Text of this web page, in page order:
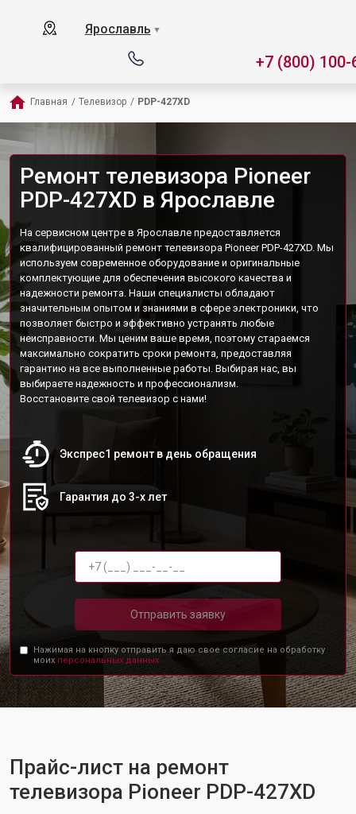
Ярославль ▼
+7 (800) 100-
Главная / Телевизор / PDP-427XD
Ремонт телевизора Pioneer
PDP-427XD в Ярославле
На сервисном центре в Ярославле предоставляется
квалифицированный ремонт телевизора Pioneer PDP-427XD. Мы
используем современное оборудование и оригинальные
комплектующие для обеспечения высокого качества и
надежности ремонта. Наши специалисты обладают
значительным опытом и знаниями в сфере электроники, что
позволяет быстро и эффективно устранять любые
неисправности. Мы ценим ваше время, поэтому стараемся
максимально сократить сроки ремонта, предоставляя
гарантию на все выполненные работы. Выбирая нас, вы
выбираете надежность и профессионализм.
Восстановите свой телевизор с нами!
Экспрес1 ремонт в день обращения
Гарантия до 3-х лет
Отправить заявку
Нажимая на кнопку отправить я даю свое согласие на обработку
моих персональных данных.
Прайс-лист на ремонт
телевизора Pioneer PDP-427XD